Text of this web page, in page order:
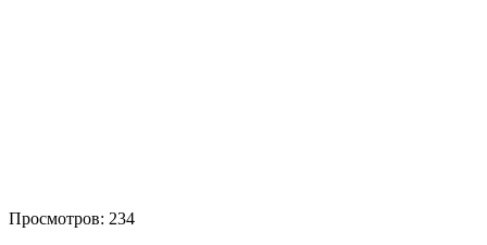
Просмотров: 234